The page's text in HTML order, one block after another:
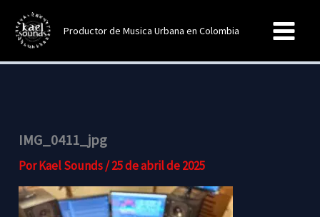
contenido
Productor de Musica Urbana en Colombia
IMG_0411_jpg
PorKael Sounds/25 de abril de 2025